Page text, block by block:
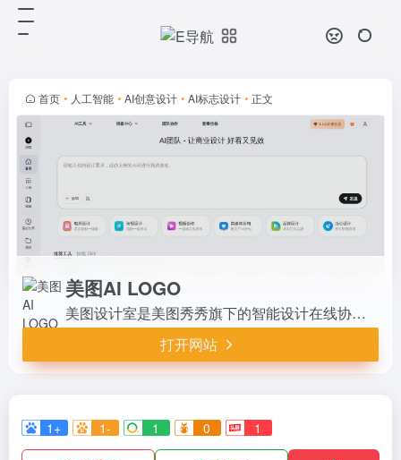
首页 • 人工智能 • AI创意设计 • AI标志设计 • 正文
美图AI LOGO
美图设计室是美图秀秀旗下的智能设计在线协作平台，是一款平面设计工具、在线平面设计软件及AI设计工具,提供海量海报模板,跨境电商模板,跨境电商banner,跨境电商主图,邀请函,公告通知,喜报,logo等免费设计素材和模板，可在线智能生成海报,一键换色,一键换装,一键去水印,AI扩图,ai海报生成,a
打开网站
1+ 1- 1 0 1
具、在线平面设计软件及AI设计工
具,提供海量海报模板,跨境电商模板,
跨境电商banner,跨境电...